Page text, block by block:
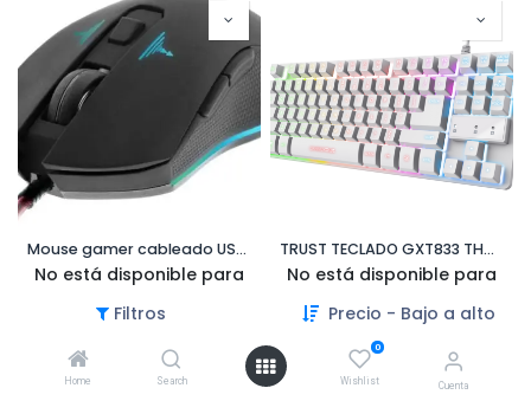
Filtros Precio - Bajo a alto
Home Search
0
Wishlist Cuenta
Mouse gamer cableado USB Xtech Blue Venom XTM-710
No está disponible para
TRUST TECLADO GXT833 THADO GAMING TKL RGB WHITE
No está disponible para